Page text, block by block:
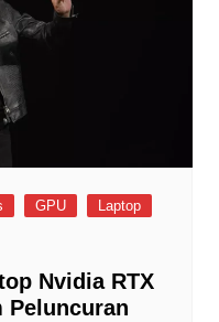
GPU
Laptop
Nvidia RTX
Peluncuran